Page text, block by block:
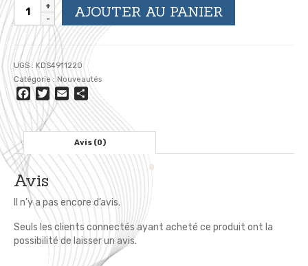
quantité
de
LOUIS
-
Tableau
Ardoise
Multi-
Fonctions
-
Chambre
Enfant
AJOUTER AU PANIER
UGS : KDS4911220
Catégorie :Nouveautés
Facebook
Twitter
EmailPartager
Avis (0)
Avis
Il n’y a pas encore d’avis.
Seuls les clients connectés ayant acheté ce produit ont la
possibilité de laisser un avis.